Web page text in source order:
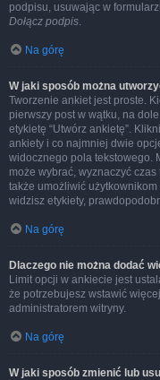
podpisu, usuwając w
Dołącz podpis.
Na górę
W jaki sposób można
Tworzenie ankiet jest proste.
pierwszy post w wątku, na
etykietę “Utwórz ankietę”.
ankiety i co najmniej dwie
widocznego pola tekstowego.
może wybrać, wyznaczyć
także umożliwić
widzisz etykiety,
Na górę
Dlaczego nie można dodać
Limit opcji w ankiecie jest
że potrzebujesz wstawić
administratorem witryny.
Na górę
W jaki sposób zmienić lub